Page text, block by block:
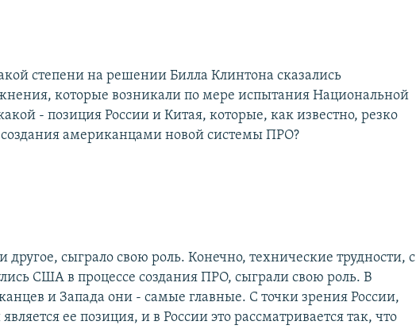
степени на решении Билла Клинтона сказались
которые возникали по мере испытания Национальной
- позиция России и Китая, которые, как известно, резко
американцами новой системы ПРО?
другое, сыграло свою роль. Конечно, технические трудности, с
США в процессе создания ПРО, сыграли свою роль. В
и Запада они - самые главные. С точки зрения России,
ее позиция, и в России это рассматривается так, что